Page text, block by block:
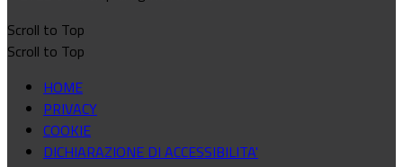
Scroll to Top
Scroll to Top
HOME
PRIVACY
COOKIE
DICHIARAZIONE DI ACCESSIBILITA'